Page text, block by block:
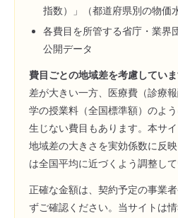
指数）」（都道府県別の物価
各費目を所管する省庁・業界
公開データ
費目ごとの地域差を考慮していま
差が大きい一方、医療費（診療
学の授業料（全国標準額）のよ
生じない費目もあります。本サ
地域差の大きさを実効係数に反
は全国平均に近づくよう調整して
正確な金額は、契約予定の事業
ずご確認ください。当サイトは